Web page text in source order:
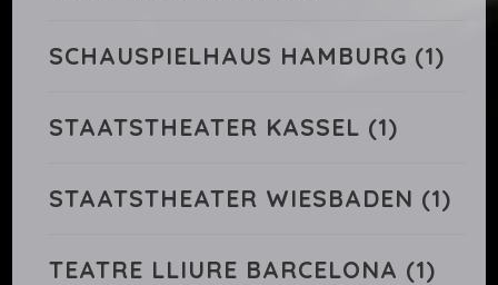
SCHAUSPIELHAUS HAMBURG (1)
STAATSTHEATER KASSEL (1)
STAATSTHEATER WIESBADEN (1)
TEATRE LLIURE BARCELONA (1)